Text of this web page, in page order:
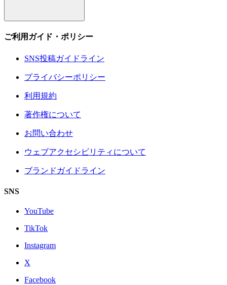
ご利用ガイド・ポリシー
SNS投稿ガイドライン
プライバシーポリシー
利用規約
著作権について
お問い合わせ
ウェブアクセシビリティについて
ブランドガイドライン
SNS
YouTube
TikTok
Instagram
X
Facebook